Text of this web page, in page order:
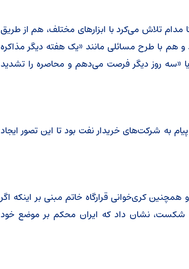
تلاش می‌کرد با ابزارهای مختلف، هم از طریق
و هم با طرح مسائلی مانند «یک هفته دیگر مذاکره
«سه روز دیگر فرصت می‌دهم و محاصره را تشدید
به شرکت‌های خریدار نفت بود تا این تصور ایجاد
کری‌خوانی قرارگاه خاتم مبنی بر اینکه اگر
شکست، نشان داد که ایران محکم بر موضع خود